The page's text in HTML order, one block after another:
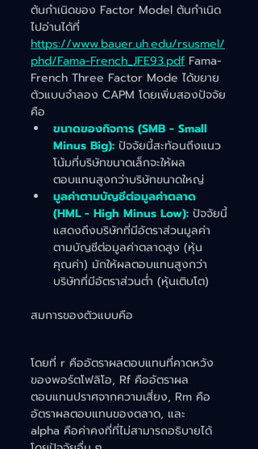
ต้นกำเนิดของ Factor Model ต้นกำเนิด
ไปอ่านได้ที่
https://www.bauer.uh.edu/rsusmel/
phd/Fama-French_JFE93.pdf Fama-
French Three Factor Mode ได้ขยาย
ตัวแบบจำลอง CAPM โดยเพิ่มสองปัจจัย
คือ
ขนาดของกิจการ (SMB - Small
Minus Big): ปัจจัยนี้สะท้อนถึงแนว
โน้มที่บริษัทขนาดเล็กจะให้ผล
ตอบแทนสูงกว่าบริษัทขนาดใหญ่​
มูลค่าตามบัญชีต่อมูลค่าตลาด
(HML - High Minus Low): ปัจจัยนี้
แสดงถึงบริษัทที่มีอัตราส่วนมูลค่า
ตามบัญชีต่อมูลค่าตลาดสูง (หุ้น
คุณค่า) มักให้ผลตอบแทนสูงกว่า
บริษัทที่มีอัตราส่วนต่ำ (หุ้นเติบโต)
สมการของตัวแบบคือ
โดยที่ r คืออัตราผลตอบแทนที่คาดหวัง
ของพอร์ตโฟลิโอ, Rf​ คืออัตราผล
ตอบแทนปราศจากความเสี่ยง, Rm​ คือ
อัตราผลตอบแทนของตลาด, และ
alpha คือค่าคงที่ที่ไม่สามารถอธิบายได้